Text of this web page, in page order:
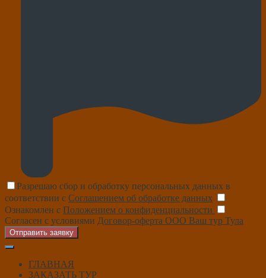
Разрешаю сбор и обработку персональных данных в
соответствии с Соглашением об обработке данных
Ознакомлен с Положением о конфиденциальности
Согласен с условиями Договор-оферта ООО Ваш тур Тула
Отправить заявку
ГЛАВНАЯ
ЗАКАЗАТЬ ТУР